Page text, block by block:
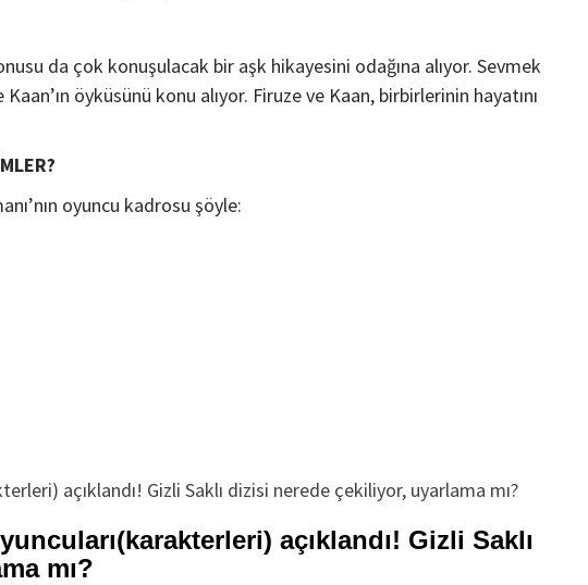
da çok konuşulacak bir aşk hikayesini odağına alıyor. Sevmek
öyküsünü konu alıyor. Firuze ve Kaan, birbirlerinin hayatını
oyuncu kadrosu şöyle:
açıklandı! Gizli Saklı
mı?